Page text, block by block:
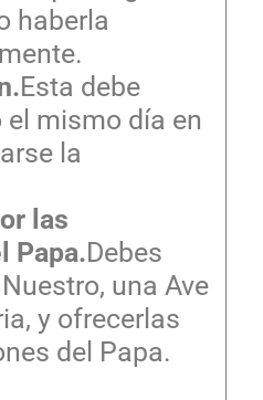
haberla
Esta debe
el mismo día en
la
las
Papa.Debes
una Ave
y ofrecerlas
del Papa.